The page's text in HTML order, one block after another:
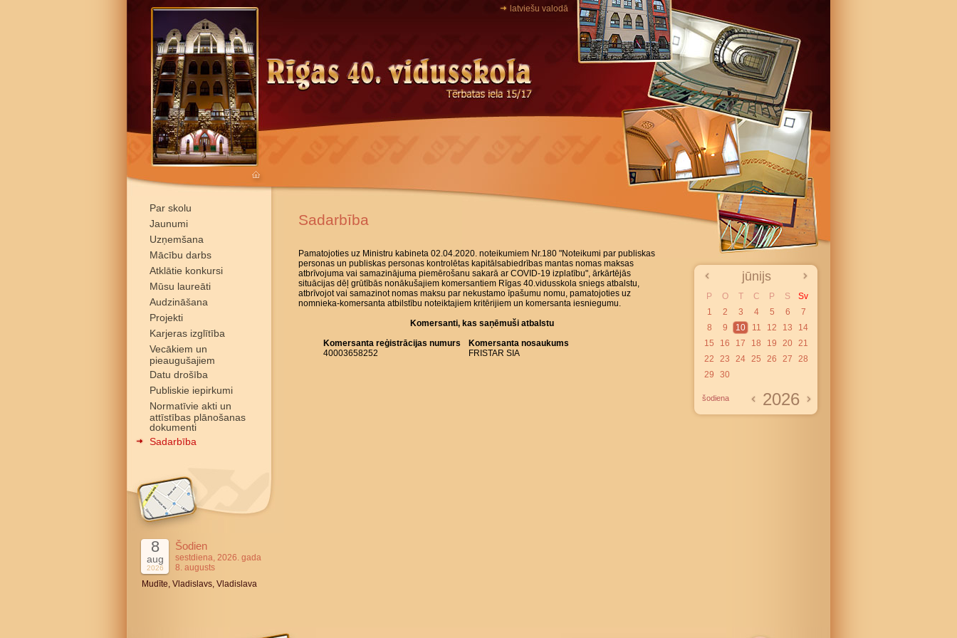
latviešu valodā
Par skolu
Jaunumi
Uzņemšana
Mācību darbs
Atklātie konkursi
Mūsu laureāti
Audzināšana
Projekti
Karjeras izglītība
Vecākiem un
pieaugušajiem
Datu drošība
Publiskie iepirkumi
Normatīvie akti un
attīstības plānošanas
dokumenti
Sadarbība
8
aug
2026
Šodien
sestdiena, 2026. gada
8. augusts
Mudīte, Vladislavs, Vladislava
Sadarbība
Pamatojoties uz Ministru kabineta 02.04.2020. noteikumiem Nr.180 "Noteikumi par publiskas
personas un publiskas personas kontrolētas kapitālsabiedrības mantas nomas maksas
atbrīvojuma vai samazinājuma piemērošanu sakarā ar COVID-19 izplatību", ārkārtējās
situācijas dēļ grūtībās nonākušajiem komersantiem Rīgas 40.vidusskola sniegs atbalstu,
atbrīvojot vai samazinot nomas maksu par nekustamo īpašumu nomu, pamatojoties uz
nomnieka-komersanta atbilstību noteiktajiem kritērijiem un komersanta iesniegumu.
Komersanti, kas saņēmuši atbalstu
Komersanta reģistrācijas numurs
Komersanta nosaukums
40003658252
FRISTAR SIA
jūnijs
P O T C P S
Sv
1
2 3 4 5 6
7
8
9 10 11 12 13
14
15
16 17 18 19 20 21
22
23 24 25 26 27
28
29
30
šodiena 2026